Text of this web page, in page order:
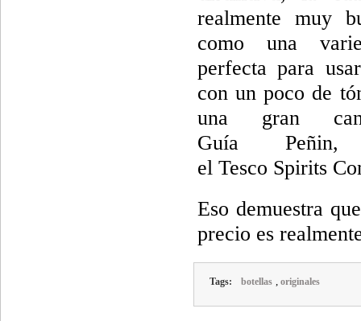
realmente muy
como una
perfecta para
con un poco de
una gran
Guía
el Tesco Spirits
Eso demuestra
precio es
Tags: botellas , originales